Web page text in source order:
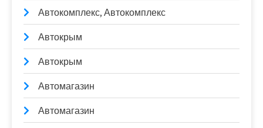
Автокомплекс, Автокомплекс
Автокрым
Автокрым
Автомагазин
Автомагазин